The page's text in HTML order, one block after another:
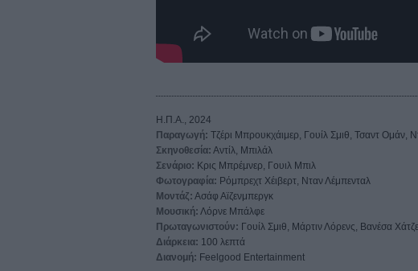
Η.Π.Α., 2024
Παραγωγή: Τζέρι Μπρουκχάιμερ, Γουίλ Σμιθ, Τσαντ Ομάν,
Σκηνοθεσία: Αντίλ, Μπιλάλ
Σενάριο: Κρις Μπρέμνερ, Γουιλ Μπιλ
Φωτογραφία: Ρόμπρεχτ Χέιβερτ, Νταν Λέμπενταλ
Μοντάζ: Ασάφ Αϊζενμπεργκ
Μουσική: Λόρνε Μπάλφε
Πρωταγωνιστούν: Γουίλ Σμιθ, Μάρτιν Λόρενς, Βανέσα
Διάρκεια: 100 λεπτά
Διανομή: Feelgood Entertainment